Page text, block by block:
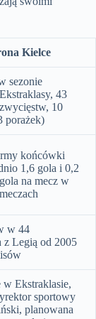
Kielce
sezonie
43
10
porażek)
końcówki
1,6 gola i 0,2
na mecz w
w 44
z Legią od 2005
Ekstraklasie,
sportowy
planowana